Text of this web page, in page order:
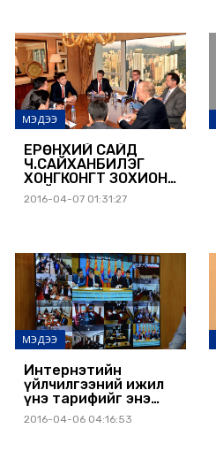
МЭДЭЭ
ЕРӨНХИЙ САЙД
Ч.САЙХАНБИЛЭГ
ХОНГКОНГТ ЗОХИОН
БАЙГУУЛСАН
“ХӨРӨНГӨ
ШИНЭЧЛЭЛ”
УУЛЗАЛТАД
ОРОЛЦЛОО
2016-04-07 01:31:27
МЭДЭЭ
Интернэтийн
үйлчилгээний ижил
үнэ тарифийг энэ
сарын 11-нээс мөрдөнө
2016-04-06 04:16:53